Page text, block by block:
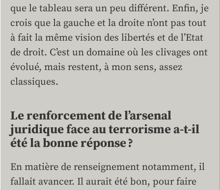
que le tableau sera un peu différent. Enfin, je
crois que la gauche et la droite n’ont pas tout
à fait la même vision des libertés et de l’Etat
de droit. C’est un domaine où les ­clivages ont
évolué, mais restent, à mon sens, assez
classiques.
Le renforcement de l’arsenal
juridique face au terrorisme a-t-il
été la bonne réponse ?
En matière de renseignement notamment, il
fallait avancer. Il aurait été bon, pour faire